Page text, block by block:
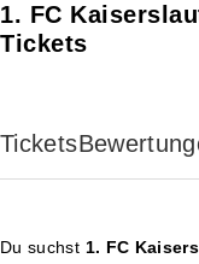
1. FC
Tickets
Tickets
Du suchst 1. FC